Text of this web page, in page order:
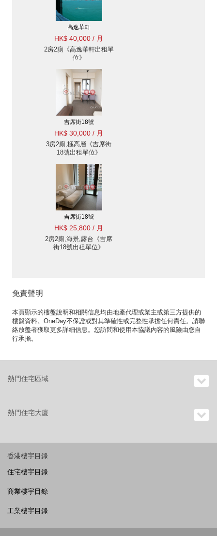
高逸華軒
HK$ 40,000 / 月
2房2廁《高逸華軒出租單
位》
吉席街18號
HK$ 30,000 / 月
3房2廁,極高層《吉席街
18號出租單位》
吉席街18號
HK$ 25,800 / 月
2房2廁,海景,露台《吉席
街18號出租單位》
免責聲明
本頁顯示的樓盤說明和相關信息均由地產代理或業主或第三方提供的
樓盤資料。OneDay不保證或對其準確性或完整性承擔任何責任。請聯
絡放盤者獲取更多詳細信息。您訪問和使用本協議內容的風險由您自
行承擔。
熱門住宅區域
熱門住宅大廈
香港樓宇目錄
住宅樓宇目錄
商業樓宇目錄
工業樓宇目錄